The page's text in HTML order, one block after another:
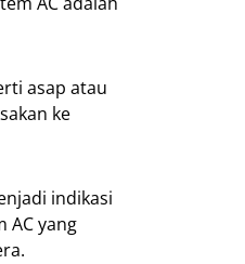
asap atau
ke
indikasi
AC yang